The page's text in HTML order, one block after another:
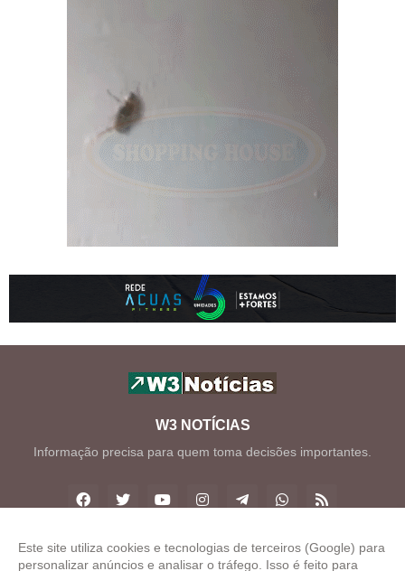
W3 NOTÍCIAS
Informação precisa para quem toma decisões importantes.
Este site utiliza cookies e tecnologias de terceiros (Google) para
personalizar anúncios e analisar o tráfego. Isso é feito para